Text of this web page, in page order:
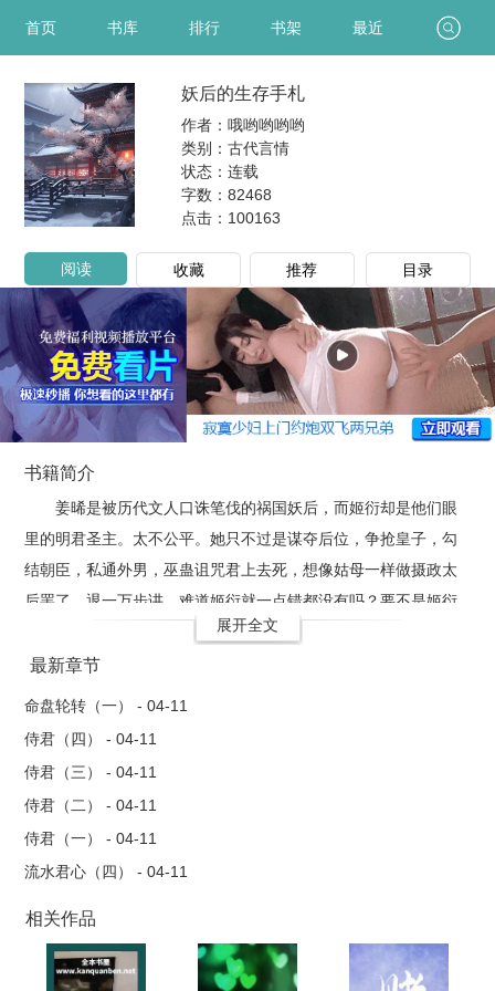
首页 书库 排行 书架 最近
妖后的生存手札
作者：哦哟哟哟哟
类别：古代言情
状态：连载
字数：82468
点击： 100163
阅读 收藏 推荐 目录
书籍简介
姜晞是被历代文人口诛笔伐的祸国妖后，而姬衍却是他们眼
里的明君圣主。太不公平。她只不过是谋夺后位，争抢皇子，勾
结朝臣，私通外男，巫蛊诅咒君上去死，想像姑母一样做摄政太
后罢了。退一万步讲，难道姬衍就一点错都没有吗？要不是姬衍
总是宠着她这个妖后对她轻轻放过，她能蹦跶这么久吗？
展开全文
最新章节
命盘轮转（一） - 04-11
侍君（四） - 04-11
侍君（三） - 04-11
侍君（二） - 04-11
侍君（一） - 04-11
流水君心（四） - 04-11
相关作品